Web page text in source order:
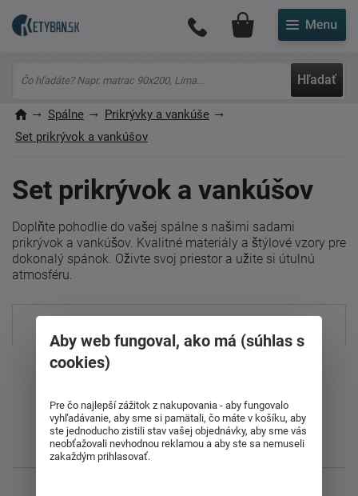
Hľadať
Môj účet
Spálne
Prikrývky a vankúše
Set prikrývok a vankúšov
Set prikrývok a vankúšov
Doplňte pohodlie do vašej spálne s našimi sadami
prikrývok a vankúšov. Kvalitné materiály a štýlové vzory pre
dokonalý spánok. Oživte svoj priestor a užite si útulnú
atmosféru.
Od najdrahšieho
Od najlacnejšieho
Najnovšie
Aby web fungoval, ako má (súhlas s
cookies)
Pre čo najlepší zážitok z nakupovania - aby fungovalo
vyhľadávanie, aby sme si pamätali, čo máte v košíku, aby
ste jednoducho zistili stav vašej objednávky, aby sme vás
neobťažovali nevhodnou reklamou a aby ste sa nemuseli
zakaždým prihlasovať.